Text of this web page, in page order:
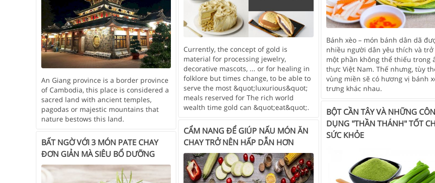
Currently, the concept of gold is
material for processing jewelry,
decorative mascots, ... or for healing in
folklore but times change, to be able to
serve the most &quot;luxurious&quot;
meals reserved for The rich world
wealth time gold can &quot;eat&quot;.
Bánh xèo – món bánh dân dã
nhiều người dân yêu thích và
một phần không thể thiếu trong
thực Việt Nam. Thế nhưng, tùy
vùng miền sẽ có hương vị bánh
trưng khác nhau.
An Giang province is a border province
of Cambodia, this place is considered a
sacred land with ancient temples,
pagodas or majestic mountains that
nature bestows this land.
BỘT CẦN TÂY VÀ NHỮNG
DỤNG "THẦN THÁNH" TỐT
SỨC KHỎE
CẨM NANG ĐỂ GIÚP NẤU MÓN ĂN
CHAY TRỞ NÊN HẤP DẪN HƠN
BẤT NGỜ VỚI 3 MÓN PATE CHAY
ĐƠN GIẢN MÀ SIÊU BỔ DƯỠNG